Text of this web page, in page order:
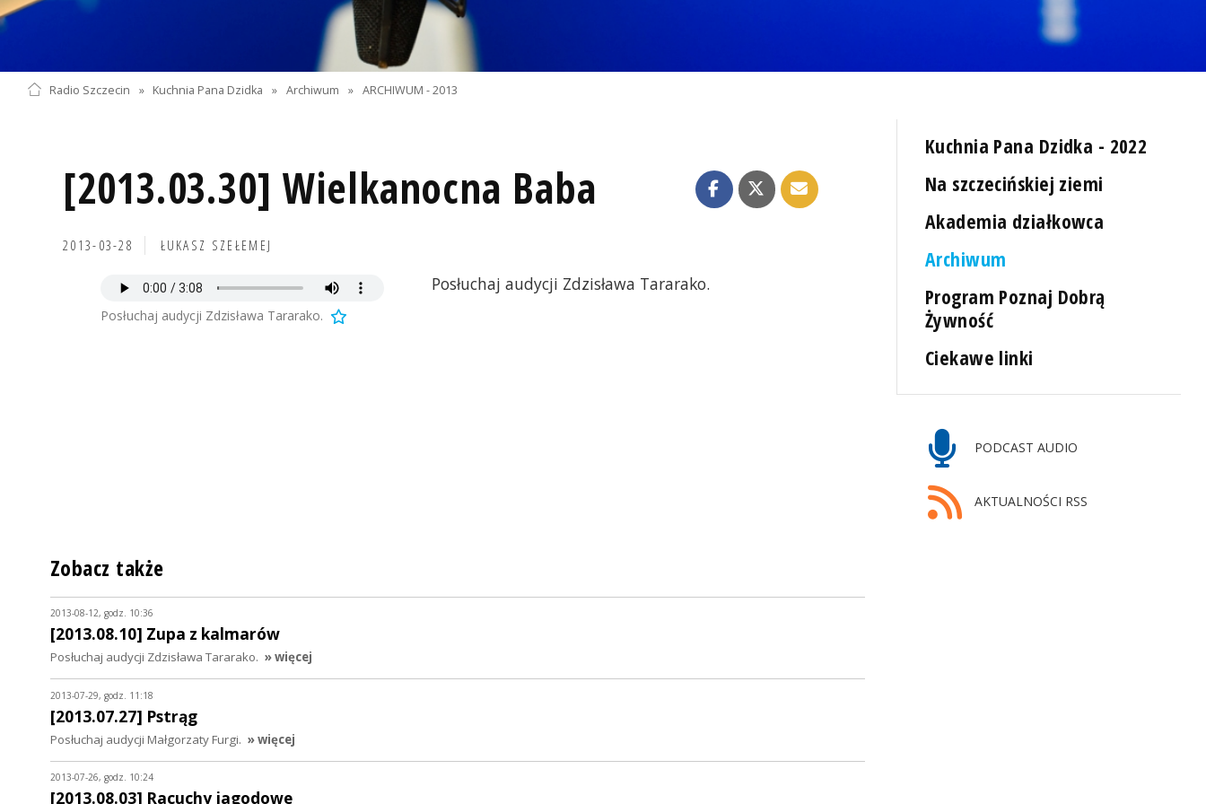
Radio Szczecin » Kuchnia Pana Dzidka » Archiwum » ARCHIWUM - 2013
[2013.03.30] Wielkanocna Baba
2013-03-28 ŁUKASZ SZEŁEMEJ
Posłuchaj audycji Zdzisława Tararako.
Posłuchaj audycji Zdzisława Tararako.
Kuchnia Pana Dzidka - 2022
Na szczecińskiej ziemi
Akademia działkowca
Archiwum
Program Poznaj Dobrą
Żywność
Ciekawe linki
PODCAST AUDIO
AKTUALNOŚCI RSS
Zobacz także
2013-08-12, godz. 10:36
[2013.08.10] Zupa z kalmarów
Posłuchaj audycji Zdzisława Tararako. » więcej
2013-07-29, godz. 11:18
[2013.07.27] Pstrąg
Posłuchaj audycji Małgorzaty Furgi. » więcej
2013-07-26, godz. 10:24
[2013.08.03] Racuchy jagodowe